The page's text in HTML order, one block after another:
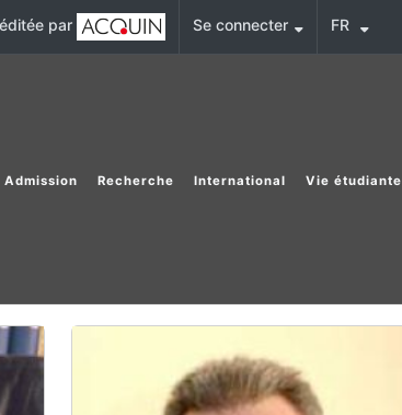
par Se connecter FR
Admission Recherche International Vie étudiante